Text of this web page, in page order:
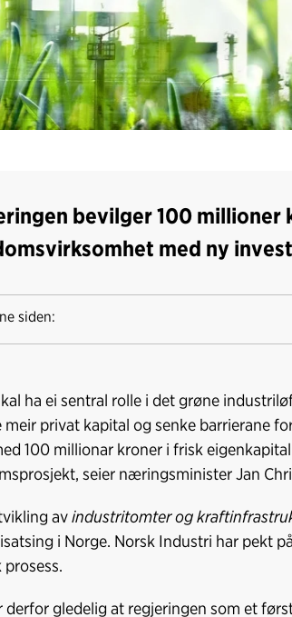
bevilger 100 millioner
med ny
siden:
ha ei sentral rolle i det grøne
meir privat kapital og senke barrierane
100 millionar kroner i frisk
seier næringsminister Jan
avindustritomter og
i Norge. Norsk Industri har pekt
prosess.
derfor gledelig at regjeringen som et